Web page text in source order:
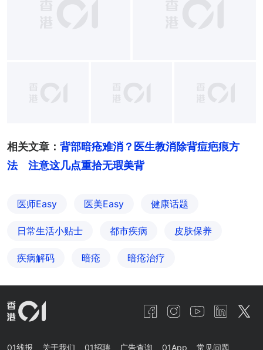
+12
相关文章： 背部暗疮难消？医生教消除背痘疤痕方
法　注意这几点重拾无瑕美背
医师Easy 医美Easy 健康话题
日常生活小贴士 都市疾病 皮肤保养
疾病解码 暗疮 暗疮治疗
01线报 关于我们 01招聘 广告查询 01App 常见问题